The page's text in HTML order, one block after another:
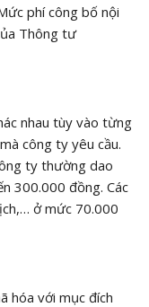
phí công bố nội
Thông tư
nhau tùy vào từng
công ty yêu cầu.
ty thường dao
300.000 đồng. Các
ở mức 70.000
hóa với mục đích